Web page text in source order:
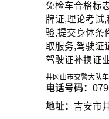
免检车合格标
牌证,理论考试
验,提交身体条
取服务,驾驶证
驾驶证补换证
井冈山市交警大队
电话号码：
地址： 吉安市